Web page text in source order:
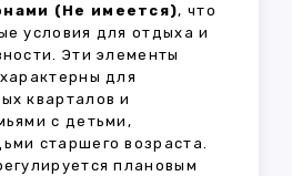
(Не имеется), что
условия для отдыха и
Эти элементы
для
кварталов и
с детьми,
старшего возраста.
плановым